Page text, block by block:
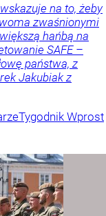
na to, żeby
zwaśnionymi
hańbą na
SAFE –
państwa, z
Jakubiak z
Tygodnik Wprost